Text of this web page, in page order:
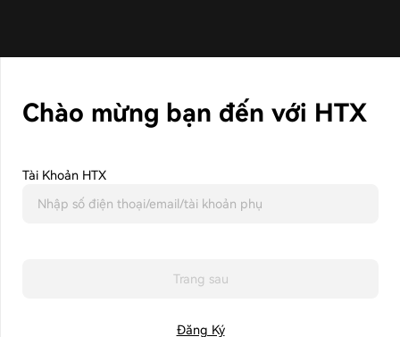
Chào mừng bạn đến với HTX
Tài Khoản HTX
Trang sau
Đăng Ký